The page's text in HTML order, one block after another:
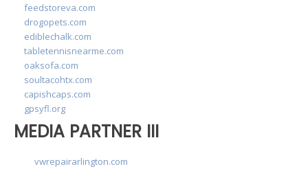
feedstoreva.com
drogopets.com
ediblechalk.com
tabletennisnearme.com
oaksofa.com
soultacohtx.com
capishcaps.com
gpsyfl.org
MEDIA PARTNER III
vwrepairarlington.com